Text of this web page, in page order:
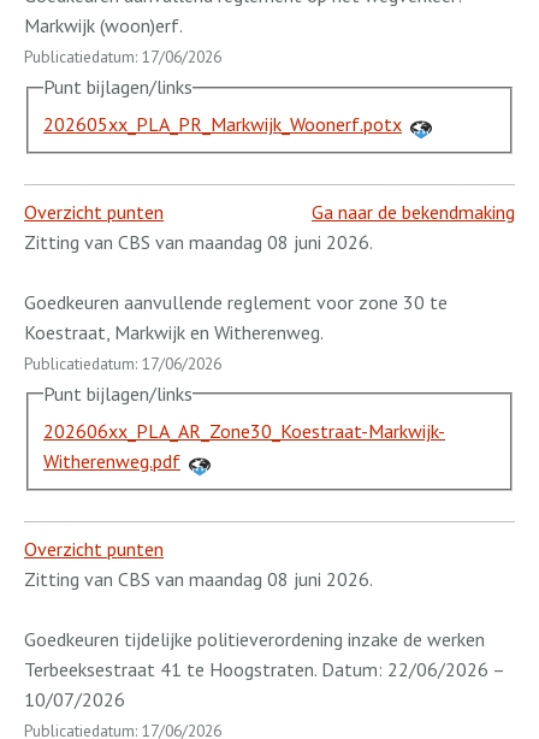
Markwijk (woon)erf.
Publicatiedatum: 17/06/2026
Punt bijlagen/links
202605xx_PLA_PR_Markwijk_Woonerf.potx
Overzicht punten
Ga naar de bekendmaking
Zitting van CBS van maandag 08 juni 2026.
Goedkeuren aanvullende reglement voor zone 30 te
Koestraat, Markwijk en Witherenweg.
Publicatiedatum: 17/06/2026
Punt bijlagen/links
202606xx_PLA_AR_Zone30_Koestraat-Markwijk-
Witherenweg.pdf
Overzicht punten
Zitting van CBS van maandag 08 juni 2026.
Goedkeuren tijdelijke politieverordening inzake de werken
Terbeeksestraat 41 te Hoogstraten. Datum: 22/06/2026 –
10/07/2026
Publicatiedatum: 17/06/2026